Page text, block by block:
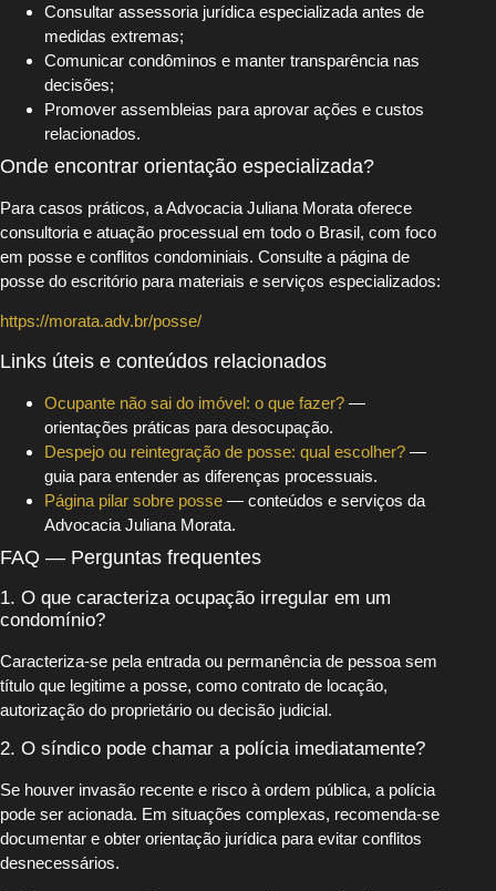
Consultar assessoria jurídica especializada antes de
medidas extremas;
Comunicar condôminos e manter transparência nas
decisões;
Promover assembleias para aprovar ações e custos
relacionados.
Onde encontrar orientação especializada?
Para casos práticos, a Advocacia Juliana Morata oferece
consultoria e atuação processual em todo o Brasil, com foco
em posse e conflitos condominiais. Consulte a página de
posse do escritório para materiais e serviços especializados:
https://morata.adv.br/posse/
Links úteis e conteúdos relacionados
Ocupante não sai do imóvel: o que fazer? —
orientações práticas para desocupação.
Despejo ou reintegração de posse: qual escolher? —
guia para entender as diferenças processuais.
Página pilar sobre posse — conteúdos e serviços da
Advocacia Juliana Morata.
FAQ — Perguntas frequentes
1. O que caracteriza ocupação irregular em um
condomínio?
Caracteriza-se pela entrada ou permanência de pessoa sem
título que legitime a posse, como contrato de locação,
autorização do proprietário ou decisão judicial.
2. O síndico pode chamar a polícia imediatamente?
Se houver invasão recente e risco à ordem pública, a polícia
pode ser acionada. Em situações complexas, recomenda-se
documentar e obter orientação jurídica para evitar conflitos
desnecessários.